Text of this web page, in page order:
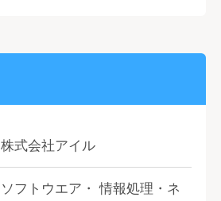
株式会社アイル
ソフトウエア・ 情報処理・ネ